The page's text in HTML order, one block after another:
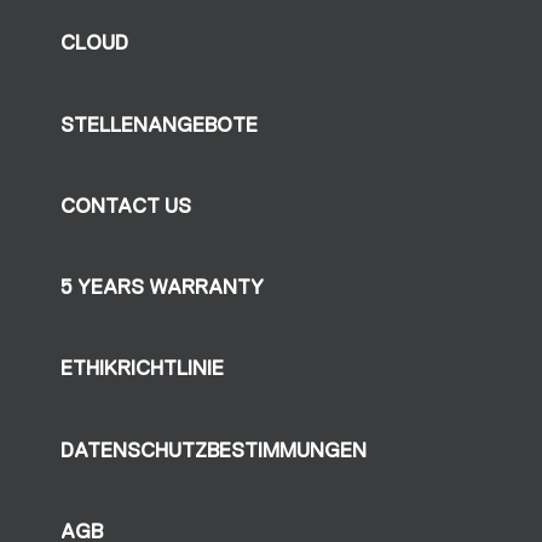
CLOUD
STELLENANGEBOTE
CONTACT US
5 YEARS WARRANTY
ETHIKRICHTLINIE
DATENSCHUTZBESTIMMUNGEN
AGB